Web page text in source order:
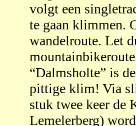
volgt een
te gaan klimmen.
wandelroute. Let
“Dalmsholte” is
pittige klim! Via
stuk twee keer de
Lemelerberg)